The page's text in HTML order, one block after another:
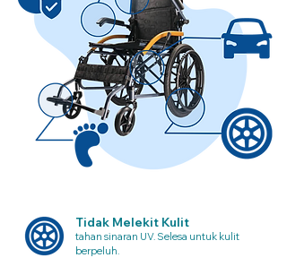
Tidak Melekit Kulit
tahan sinaran UV. Selesa untuk kulit
berpeluh.